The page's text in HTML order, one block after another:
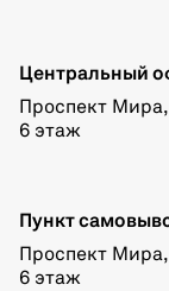
Центральный
Проспект Мира,
6 этаж
Пункт
Проспект Мира,
6 этаж